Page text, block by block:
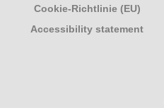
Cookie-Richtlinie (EU)
Accessibility statement